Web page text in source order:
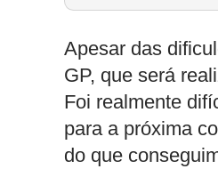
Apesar das
GP, que será
Foi realmente
para a próxima
do que